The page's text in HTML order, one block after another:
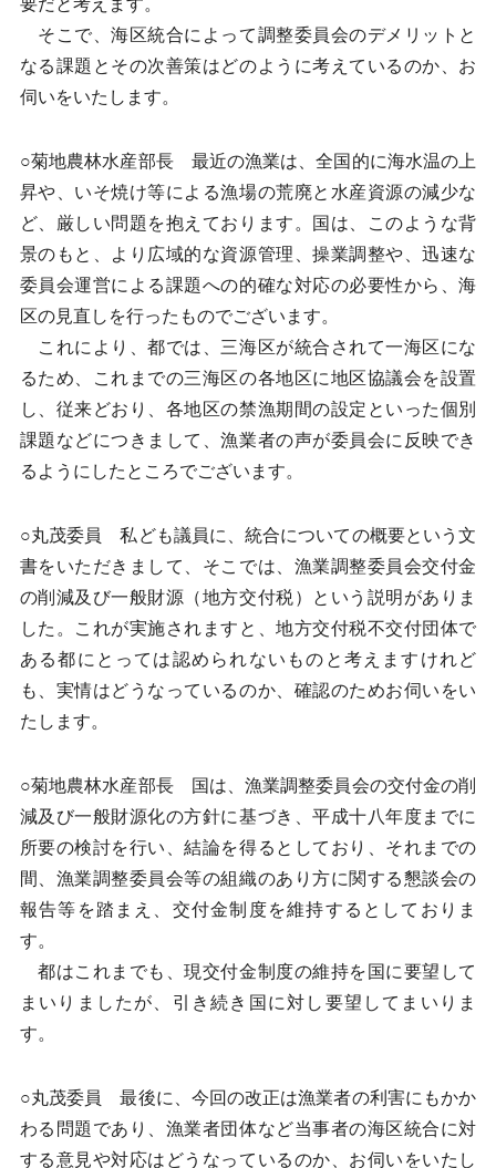
要だと考えます。
そこで、海区統合によって調整委員会のデメリットと
なる課題とその次善策はどのように考えているのか、お
伺いをいたします。
○菊地農林水産部長 最近の漁業は、全国的に海水温の上
昇や、いそ焼け等による漁場の荒廃と水産資源の減少な
ど、厳しい問題を抱えております。国は、このような背
景のもと、より広域的な資源管理、操業調整や、迅速な
委員会運営による課題への的確な対応の必要性から、海
区の見直しを行ったものでございます。
これにより、都では、三海区が統合されて一海区にな
るため、これまでの三海区の各地区に地区協議会を設置
し、従来どおり、各地区の禁漁期間の設定といった個別
課題などにつきまして、漁業者の声が委員会に反映でき
るようにしたところでございます。
○丸茂委員 私ども議員に、統合についての概要という文
書をいただきまして、そこでは、漁業調整委員会交付金
の削減及び一般財源（地方交付税）という説明がありま
した。これが実施されますと、地方交付税不交付団体で
ある都にとっては認められないものと考えますけれど
も、実情はどうなっているのか、確認のためお伺いをい
たします。
○菊地農林水産部長 国は、漁業調整委員会の交付金の削
減及び一般財源化の方針に基づき、平成十八年度までに
所要の検討を行い、結論を得るとしており、それまでの
間、漁業調整委員会等の組織のあり方に関する懇談会の
報告等を踏まえ、交付金制度を維持するとしておりま
す。
都はこれまでも、現交付金制度の維持を国に要望して
まいりましたが、引き続き国に対し要望してまいりま
す。
○丸茂委員 最後に、今回の改正は漁業者の利害にもかか
わる問題であり、漁業者団体など当事者の海区統合に対
する意見や対応はどうなっているのか、お伺いをいたし